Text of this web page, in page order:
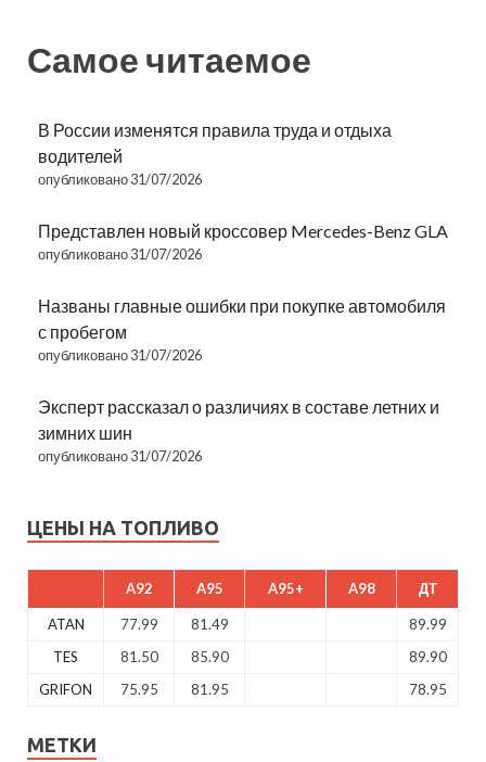
Самое читаемое
В России изменятся правила труда и отдыха
водителей
опубликовано 31/07/2026
Представлен новый кроссовер Mercedes-Benz GLA
опубликовано 31/07/2026
Названы главные ошибки при покупке автомобиля
с пробегом
опубликовано 31/07/2026
Эксперт рассказал о различиях в составе летних и
зимних шин
опубликовано 31/07/2026
ЦЕНЫ НА ТОПЛИВО
A92 A95 A95+ A98 ДТ
ATAN 77.99 81.49
89.99
TES
81.50 85.90
89.90
GRIFON
75.95 81.95 78.95
МЕТКИ